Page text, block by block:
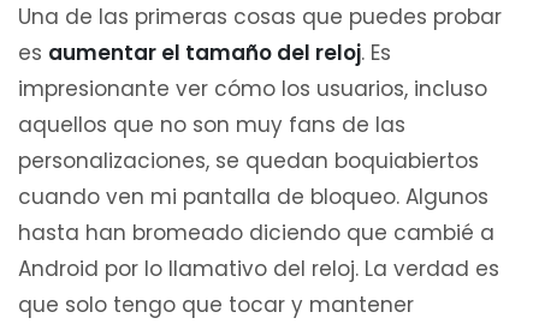
Una de las primeras cosas que puedes probar
es aumentar el tamaño del reloj. Es
impresionante ver cómo los usuarios, incluso
aquellos que no son muy fans de las
personalizaciones, se quedan boquiabiertos
cuando ven mi pantalla de bloqueo. Algunos
hasta han bromeado diciendo que cambié a
Android por lo llamativo del reloj. La verdad es
que solo tengo que tocar y mantener